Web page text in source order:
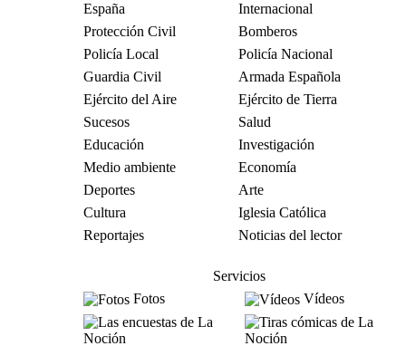
España
Internacional
Protección Civil
Bomberos
Policía Local
Policía Nacional
Guardia Civil
Armada Española
Ejército del Aire
Ejército de Tierra
Sucesos
Salud
Educación
Investigación
Medio ambiente
Economía
Deportes
Arte
Cultura
Iglesia Católica
Reportajes
Noticias del lector
Servicios
Fotos
Vídeos